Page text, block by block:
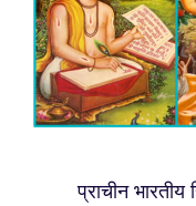
प्राचीन भारतीय